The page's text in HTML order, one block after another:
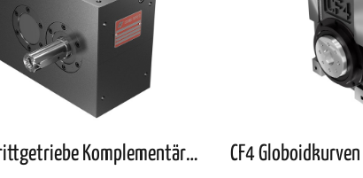
CF3 Schrittgetriebe Komplementärkurvengetriebe mit parallelen CF4